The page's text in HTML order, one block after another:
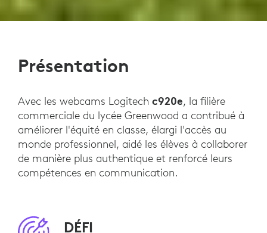
Présentation
Avec les webcams Logitech c920e, la filière
commerciale du lycée Greenwood a contribué à
améliorer l'équité en classe, élargi l'accès au
monde professionnel, aidé les élèves à collaborer
de manière plus authentique et renforcé leurs
compétences en communication.
DÉFI